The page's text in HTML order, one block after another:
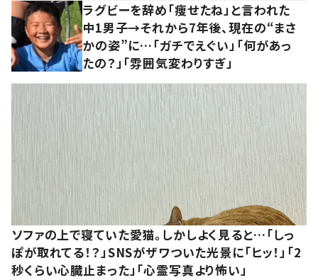
ラグビーを辞め「痩せたね」と言われた
中1男子→それから7年後、現在の“まさ
かの姿”に…「ガチでえぐい」「何があっ
たの？」「雰囲気変わりすぎ」
ソファの上で寝ていた愛猫。しかしよく見ると…「しっ
ぽが取れてる！？」SNSがザワついた光景に「ヒッ！」「2
秒くらい心臓止まった」「心霊写真より怖い」